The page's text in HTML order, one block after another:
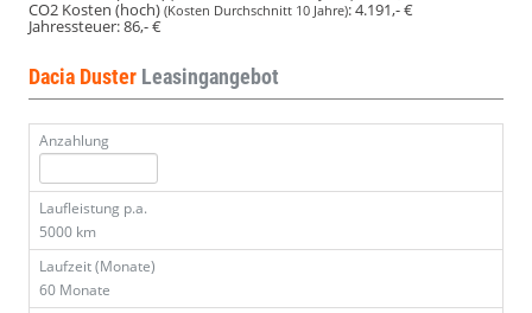
CO2 Kosten (hoch) (Kosten Durchschnitt 10 Jahre):4.191,- €
Jahressteuer:86,- €
Dacia Duster Leasingangebot
Anzahlung
Laufleistung p.a.
5000 km
Laufzeit (Monate)
60 Monate